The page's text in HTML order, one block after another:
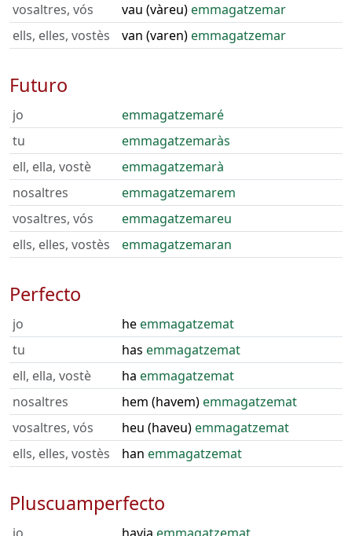
vosaltres, vós
vau (vàreu)emmagatzemar
ells, elles, vostès
van (varen)emmagatzemar
Futuro
jo
emmagatzemaré
tu
emmagatzemaràs
ell, ella, vostè
emmagatzemarà
nosaltres
emmagatzemarem
vosaltres, vós
emmagatzemareu
ells, elles, vostès
emmagatzemaran
Perfecto
jo heemmagatzemat
tu
has emmagatzemat
ell, ella, vostè
ha emmagatzemat
nosaltres
hem (havem)emmagatzemat
vosaltres, vós
heu (haveu)emmagatzemat
ells, elles, vostès
han emmagatzemat
Pluscuamperfecto